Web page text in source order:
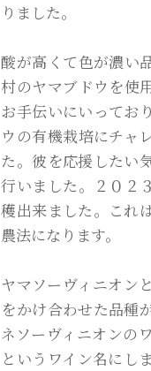
りました。
酸が高くて色が濃い
村のヤマブドウを使
お手伝いにいってお
ウの有機栽培にチャ
た。彼を応援したい
行いました。２０２
穫出来ました。これ
農法になります。
ヤマソーヴィニオン
をかけ合わせた品種
ネソーヴィニオンの
というワイン名にし